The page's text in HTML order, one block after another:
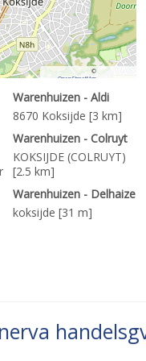
©
OpenStreetMap
Warenhuizen - Aldi
8670 Koksijde [3 km]
Warenhuizen - Colruyt
KOKSIJDE (COLRUYT)
[2.5 km]
Warenhuizen - Delhaize
koksijde [31 m]